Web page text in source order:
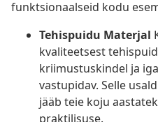
funktsionaalseid kodu
Tehispuidu Materjal
kvaliteetsest
kriimustuskindel ja
vastupidav. Selle
jääb teie koju
praktilisuse.